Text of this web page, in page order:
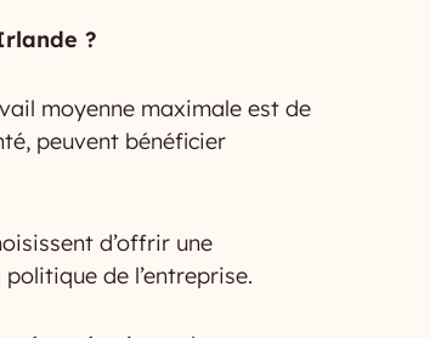
?
moyenne maximale est de
peuvent bénéficier
d’offrir une
de l’entreprise.